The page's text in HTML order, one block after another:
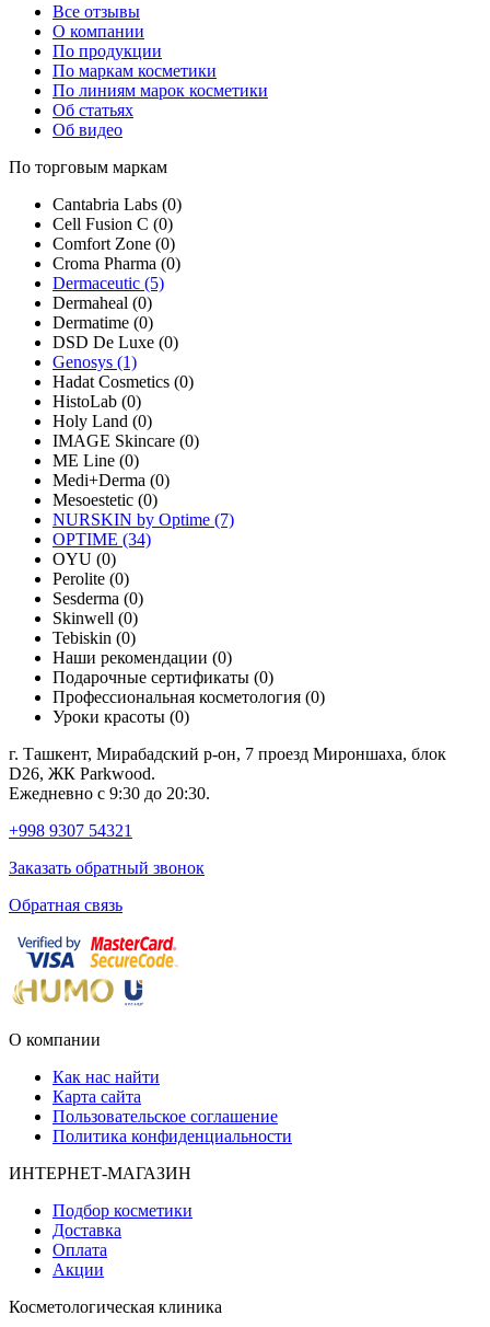
Все отзывы
О компании
По продукции
По маркам косметики
По линиям марок косметики
Об статьях
Об видео
По торговым маркам
Cantabria Labs (0)
Cell Fusion C (0)
Comfort Zone (0)
Croma Pharma (0)
Dermaceutic (5)
Dermaheal (0)
Dermatime (0)
DSD De Luxe (0)
Genosys (1)
Hadat Cosmetics (0)
HistoLab (0)
Holy Land (0)
IMAGE Skincare (0)
ME Line (0)
Medi+Derma (0)
Mesoestetic (0)
NURSKIN by Optime (7)
OPTIME (34)
OYU (0)
Perolite (0)
Sesderma (0)
Skinwell (0)
Tebiskin (0)
Наши рекомендации (0)
Подарочные сертификаты (0)
Профессиональная косметология (0)
Уроки красоты (0)
г. Ташкент, Мирабадский р-он, 7 проезд Мироншаха, блок
D26, ЖК Раrkwood.
Ежедневно с 9:30 до 20:30.
+998 9307 54321
Заказать обратный звонок
Обратная связь
О компании
Как нас найти
Карта сайта
Пользовательское соглашение
Политика конфиденциальности
ИНТЕРНЕТ-МАГАЗИН
Подбор косметики
Доставка
Оплата
Акции
Косметологическая клиника